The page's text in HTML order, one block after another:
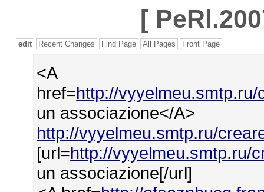
[
edit Recent Changes Find Page All Pages Front Page
<A
href=http://
un associazione</A>
http://vyyelmeu.smtp.ru/
[url=http://vyyelmeu.smtp.ru/
un associazione[/url]